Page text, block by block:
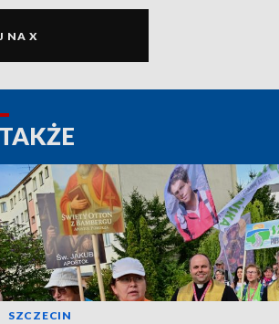
NA X
SZCZECIN